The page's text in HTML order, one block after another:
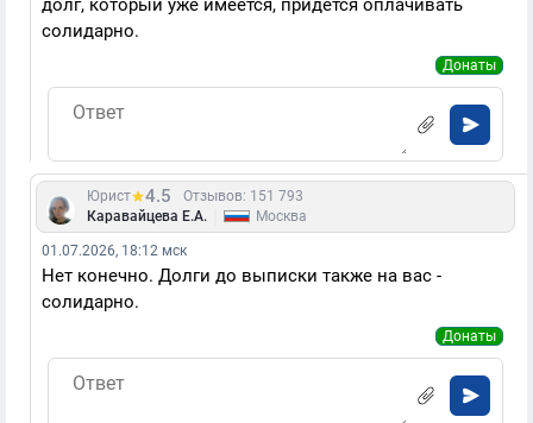
долг, который уже имеется, придется оплачивать
солидарно.
Донаты
Юрист 4.5
Отзывов: 151 793
Каравайцева Е.А.
Москва
01.07.2026, 18:12 мск
Нет конечно. Долги до выписки также на вас -
солидарно.
Донаты